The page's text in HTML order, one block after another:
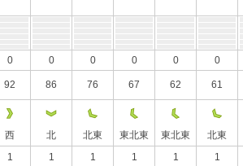
0 0 0 0 0 0
92 86 76 67 62 61
西 北 北東 東北東 東北東 北東
1 1 1 1 1 1